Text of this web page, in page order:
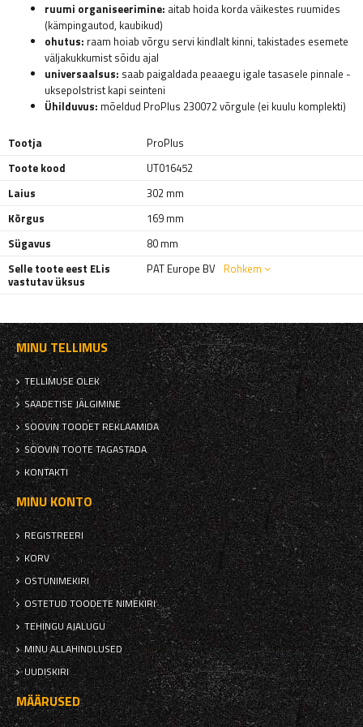
ruumi organiseerimine: aitab hoida korda väikestes ruumides
(kämpingautod, kaubikud)
ohutus: raam hoiab võrgu servi kindlalt kinni, takistades esemete
väljakukkumist sõidu ajal
universaalsus: saab paigaldada peaaegu igale tasasele pinnale -
uksepolstrist kapi seinteni
Ühilduvus: mõeldud ProPlus 230072 võrgule (ei kuulu komplekti)
Tootja
ProPlus
Toote kood
UT016452
Laius
302 mm
Kõrgus
169 mm
Sügavus
80 mm
Selle toote eest ELis
vastutav üksus
PAT Europe BV Rohkem
MINU TELLIMUS
TELLIMUSE OLEK
SAADETISE JÄLGIMINE
SOOVIN TOODET REKLAAMIDA
SOOVIN TOOTE TAGASTADA
KONTAKTI
MINU KONTO
REGISTREERI
KORV
OSTUNIMEKIRI
OSTETUD TOODETE NIMEKIRI
TEHINGU AJALUGU
MINU ALLAHINDLUSED
UUDISKIRI
MÄÄRUSED